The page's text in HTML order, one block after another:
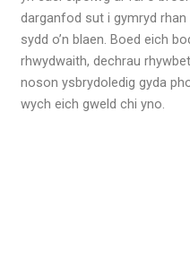
darganfod sut i gymryd rhan
sydd o’n blaen. Boed eich
rhwydwaith, dechrau
noson ysbrydoledig gyda
wych eich gweld chi yno.